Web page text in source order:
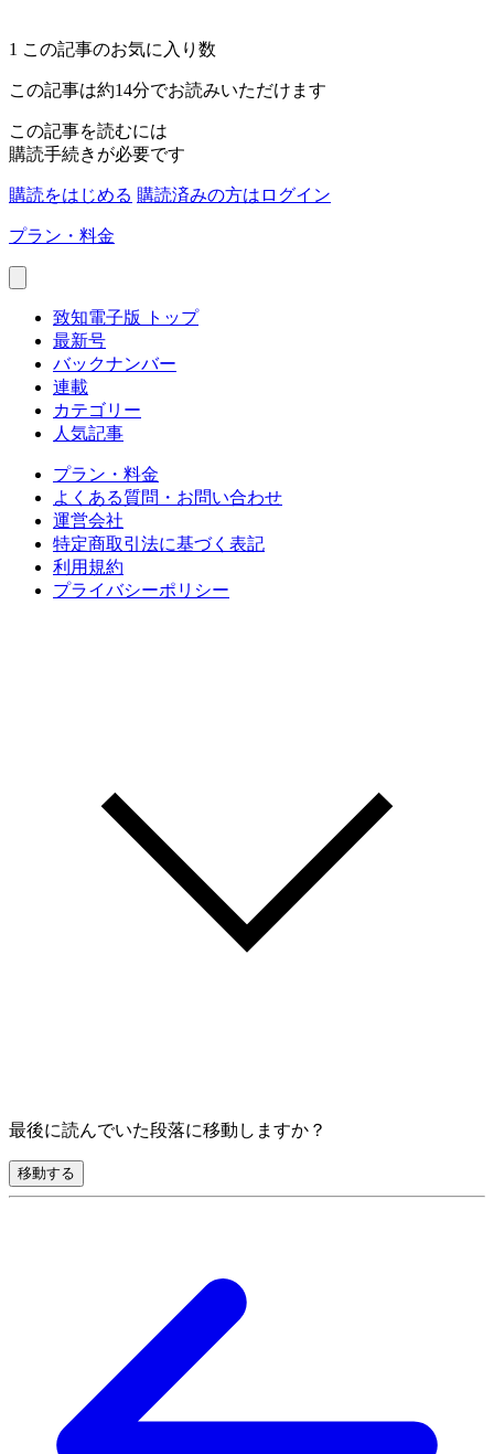
1 この記事のお気に入り数
この記事は約14分でお読みいただけます
この記事を読むには
購読手続きが必要です
購読をはじめる 購読済みの方はログイン
プラン・料金
致知電子版 トップ
最新号
バックナンバー
連載
カテゴリー
人気記事
プラン・料金
よくある質問・お問い合わせ
運営会社
特定商取引法に基づく表記
利用規約
プライバシーポリシー
最後に読んでいた段落に移動しますか？
移動する